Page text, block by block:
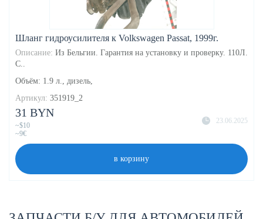
Шланг гидроусилителя к Volkswagen Passat, 1999г.
Описание: Из Бельгии. Гарантия на установку и проверку. 110Л.
С..
Объём: 1.9 л., дизель,
Артикул: 351919_2
23.06.2025
31 BYN
~$10
~9€
в корзину